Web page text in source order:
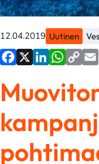
12.04.2019 Uutinen
Link